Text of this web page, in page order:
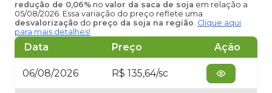
redução de 0,06% no valor da saca de soja em relação a
05/08/2026. Essa variação do preço reflete uma
desvalorização do preço da soja na região. Clique aqui
para mais detalhes!
Data Preço Ação
06/08/2026 R$ 135,64/sc